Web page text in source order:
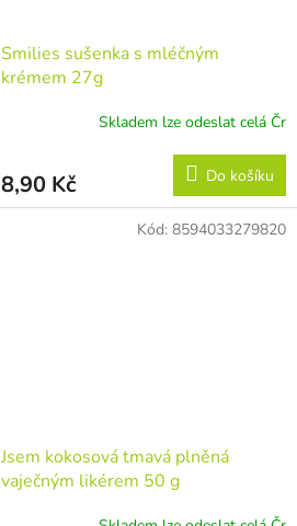
Smilies sušenka s mléčným
krémem 27g
Skladem lze odeslat celá Čr
8,90 Kč Do košíku
Jsem kokosová tmavá plněná
vaječným likérem 50 g
Kód: 8594033279820